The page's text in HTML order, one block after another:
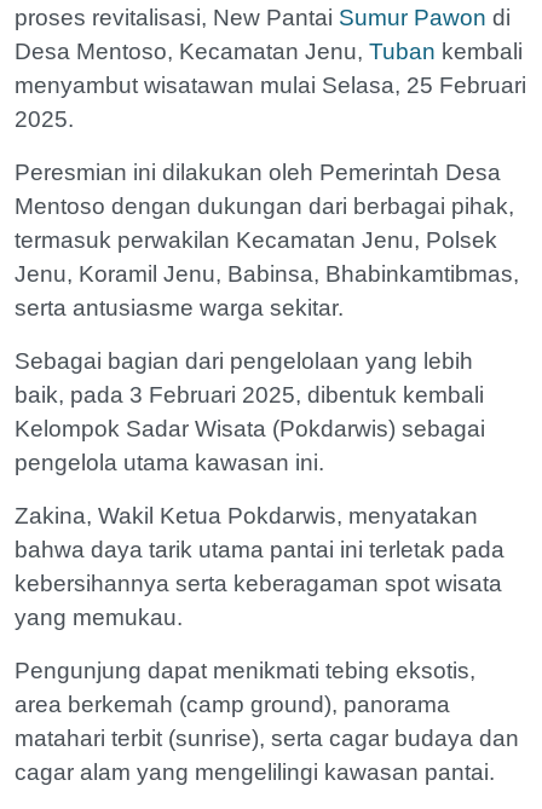
proses revitalisasi, New Pantai Sumur Pawon di
Desa Mentoso, Kecamatan Jenu, Tuban kembali
menyambut wisatawan mulai Selasa, 25 Februari
2025.
Peresmian ini dilakukan oleh Pemerintah Desa
Mentoso dengan dukungan dari berbagai pihak,
termasuk perwakilan Kecamatan Jenu, Polsek
Jenu, Koramil Jenu, Babinsa, Bhabinkamtibmas,
serta antusiasme warga sekitar.
Sebagai bagian dari pengelolaan yang lebih
baik, pada 3 Februari 2025, dibentuk kembali
Kelompok Sadar Wisata (Pokdarwis) sebagai
pengelola utama kawasan ini.
Zakina, Wakil Ketua Pokdarwis, menyatakan
bahwa daya tarik utama pantai ini terletak pada
kebersihannya serta keberagaman spot wisata
yang memukau.
Pengunjung dapat menikmati tebing eksotis,
area berkemah (camp ground), panorama
matahari terbit (sunrise), serta cagar budaya dan
cagar alam yang mengelilingi kawasan pantai.